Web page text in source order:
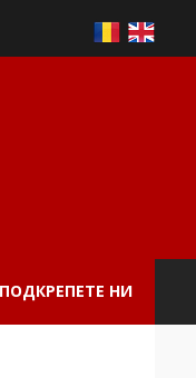
ПОДКРЕПЕТЕ НИ